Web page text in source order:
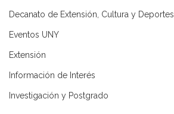
Decanato de Extensión, Cultura y Deportes
Eventos UNY
Extensión
Información de Interés
Investigación y Postgrado